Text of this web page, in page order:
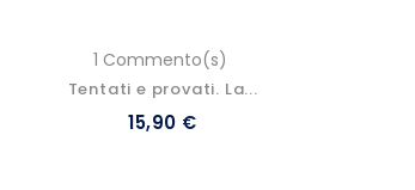
1 Commento(s)
Tentati e provati. La...
15,90 €